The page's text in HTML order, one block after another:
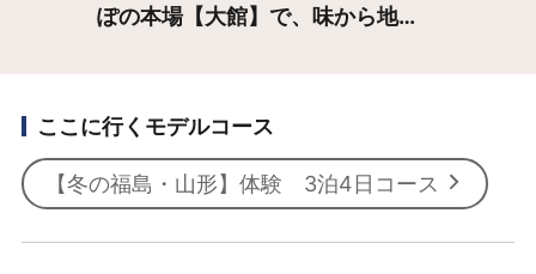
ぽの本場【大館】で、味から地…
ここに行くモデルコース
【冬の福島・山形】体験 3泊4日コース